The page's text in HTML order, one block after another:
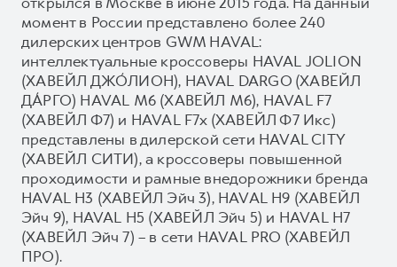
момент в России представлено более 240
дилерских центров GWM HAVAL:
интеллектуальные кроссоверы HAVAL JOLION
(ХАВЕЙЛ ДЖО́ЛИОН), HAVAL DARGO (ХАВЕЙЛ
ДА́РГО) HAVAL М6 (ХАВЕЙЛ M6), HAVAL F7
(ХАВЕЙЛ Ф7) и HAVAL F7x (ХАВЕЙЛ Ф7 Икс)
представлены в дилерской сети HAVAL CITY
(ХАВЕЙЛ СИТИ), а кроссоверы повышенной
проходимости и рамные внедорожники бренда
HAVAL H3 (ХАВЕЙЛ Эйч 3), HAVAL H9 (ХАВЕЙЛ
Эйч 9), HAVAL H5 (ХАВЕЙЛ Эйч 5) и HAVAL H7
(ХАВЕЙЛ Эйч 7) – в сети HAVAL PRO (ХАВЕЙЛ
ПРО).